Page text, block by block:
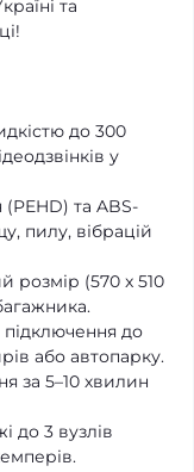
та
до 300
у
та ABS-
пилу, вібрацій
розмір (570 x 510
до
або автопарку.
за 5–10 хвилин
до 3 вузлів